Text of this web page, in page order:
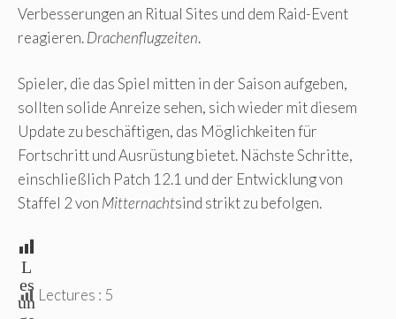
Verbesserungen an Ritual Sites und dem Raid-Event
reagieren.Drachenflugzeiten.
Spieler, die das Spiel mitten in der Saison aufgeben,
sollten solide Anreize sehen, sich wieder mit diesem
Update zu beschäftigen, das Möglichkeiten für
Fortschritt und Ausrüstung bietet. Nächste Schritte,
einschließlich Patch 12.1 und der Entwicklung von
Staffel 2 von Mitternachtsind strikt zu befolgen.
L
es
un Lectures : 5